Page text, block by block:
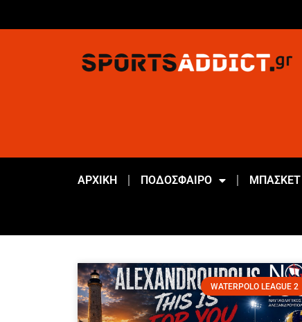
ΑΡΧΙΚΗ ΠΟΔΟΣΦΑΙΡΟ ΜΠΑΣΚΕΤ
WATERPOLO LEAGUE 2